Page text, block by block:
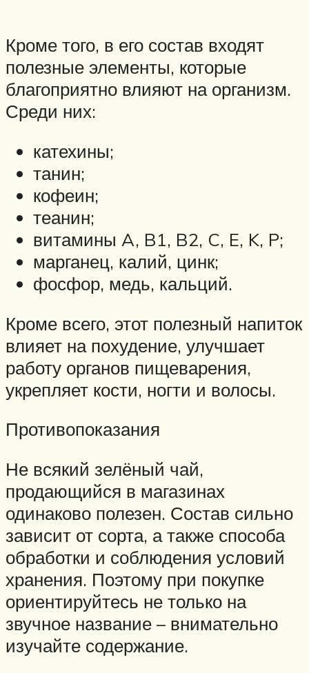
Кроме того, в его состав входят
полезные элементы, которые
благоприятно влияют на организм.
Среди них:
катехины;
танин;
кофеин;
теанин;
витамины A, B1, B2, C, E, K, P;
марганец, калий, цинк;
фосфор, медь, кальций.
Кроме всего, этот полезный напиток
влияет на похудение, улучшает
работу органов пищеварения,
укрепляет кости, ногти и волосы.
Противопоказания
Не всякий зелёный чай,
продающийся в магазинах
одинаково полезен. Состав сильно
зависит от сорта, а также способа
обработки и соблюдения условий
хранения. Поэтому при покупке
ориентируйтесь не только на
звучное название – внимательно
изучайте содержание.